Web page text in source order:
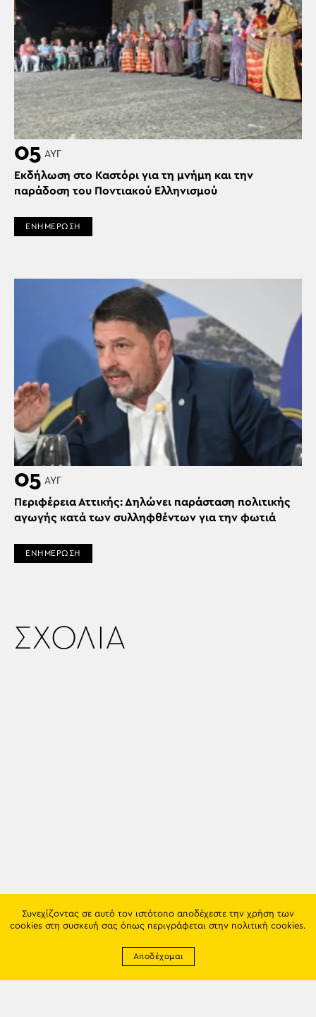
05 ΑΥΓ
Εκδήλωση στο Καστόρι για τη μνήμη και την
παράδοση του Ποντιακού Ελληνισμού
ΕΝΗΜΕΡΩΣΗ
05 ΑΥΓ
Περιφέρεια Αττικής: Δηλώνει παράσταση πολιτικής
αγωγής κατά των συλληφθέντων για την φωτιά
ΕΝΗΜΕΡΩΣΗ
ΣΧΟΛΙΑ
Συνεχίζοντας σε αυτό τον ιστότοπο αποδέχεστε την χρήση των
cookies στη συσκευή σας όπως περιγράφεται στην πολιτική cookies.
Αποδέχομαι